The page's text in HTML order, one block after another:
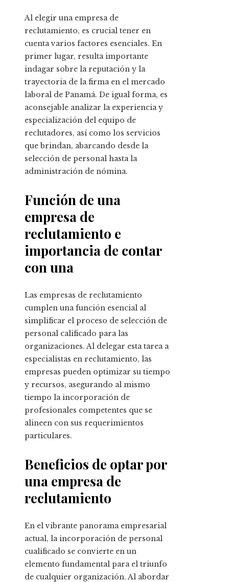
Al elegir una empresa de
reclutamiento, es crucial tener en
cuenta varios factores esenciales. En
primer lugar, resulta importante
indagar sobre la reputación y la
trayectoria de la firma en el mercado
laboral de Panamá. De igual forma, es
aconsejable analizar la experiencia y
especialización del equipo de
reclutadores, así como los servicios
que brindan, abarcando desde la
selección de personal hasta la
administración de nómina.
Función de una
empresa de
reclutamiento e
importancia de contar
con una
Las empresas de reclutamiento
cumplen una función esencial al
simplificar el proceso de selección de
personal calificado para las
organizaciones. Al delegar esta tarea a
especialistas en reclutamiento, las
empresas pueden optimizar su tiempo
y recursos, asegurando al mismo
tiempo la incorporación de
profesionales competentes que se
alineen con sus requerimientos
particulares.
Beneficios de optar por
una empresa de
reclutamiento
En el vibrante panorama empresarial
actual, la incorporación de personal
cualificado se convierte en un
elemento fundamental para el triunfo
de cualquier organización. Al abordar